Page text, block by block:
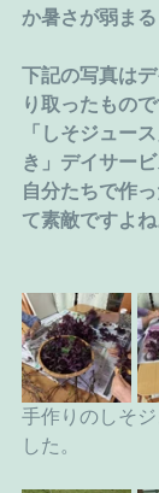
か暑さが弱ま
下記の写真は
り取ったもので
「しそジュー
き」デイサー
自分たちで作
て素敵ですよね
手作りのしそ
した。